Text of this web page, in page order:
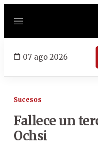
Menú
07 ago 2026
Sucesos
Fallece un
Ochsi